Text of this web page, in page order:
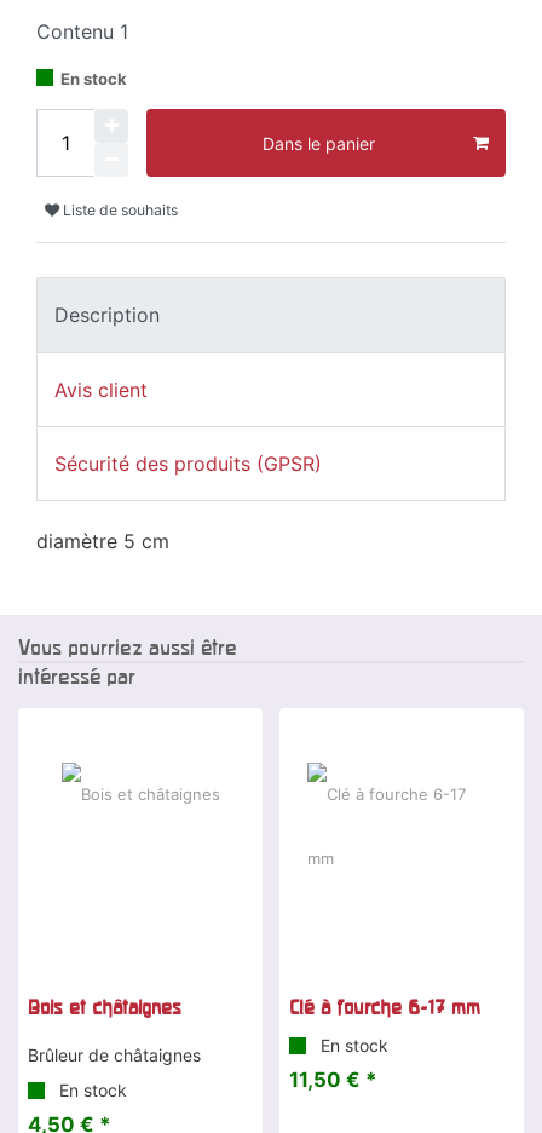
Contenu 1
En stock
Dans le panier
Liste de souhaits
Description
Avis client
Sécurité des produits (GPSR)
diamètre 5 cm
Vous pourriez aussi être
intéressé par
Bois et châtaignes
Brûleur de châtaignes
En stock
4,50 € *
Clé à fourche 6-17 mm
En stock
11,50 € *